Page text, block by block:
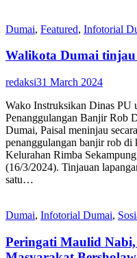
Dumai, Featured, Infotorial
Walikota Dumai
redaksi31 March 2024
Wako Instruksikan Dinas PU
Penanggulangan Banjir Rob
Dumai, Paisal meninjau
penanggulangan banjir rob di
Kelurahan Rimba
(16/3/2024). Tinjauan
satu…
Dumai, Infotorial Dumai,
Peringati Maulid